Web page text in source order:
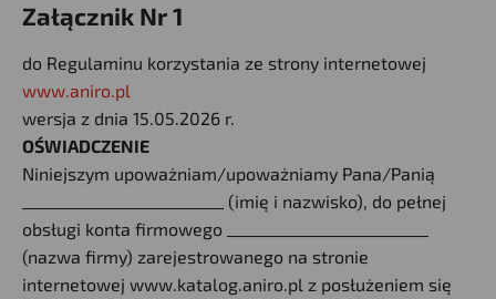
Załącznik Nr 1
do Regulaminu korzystania ze strony internetowej
www.aniro.pl
wersja z dnia 15.05.2026 r.
OŚWIADCZENIE
Niniejszym upoważniam/upoważniamy Pana/Panią
__________________________ (imię i nazwisko), do pełnej
obsługi konta firmowego __________________________
(nazwa firmy) zarejestrowanego na stronie
internetowej www.katalog.aniro.pl z posłużeniem się